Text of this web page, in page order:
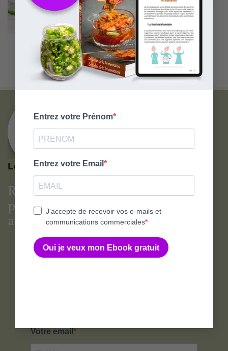
Kit de Fabrication de
Kéfir
4 Couvercles de Pot pour
la Germination
Le Club Atelier Fermentation
Recevez nos meilleurs recetteset
profitez des conseils et des offres
avant tout le monde !